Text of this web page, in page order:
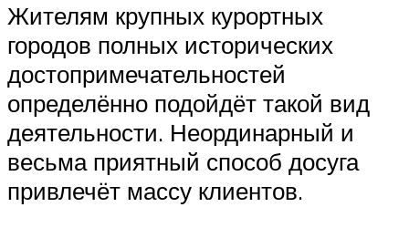
Жителям крупных курортных
городов полных исторических
достопримечательностей
определённо подойдёт такой вид
деятельности. Неординарный и
весьма приятный способ досуга
привлечёт массу клиентов.